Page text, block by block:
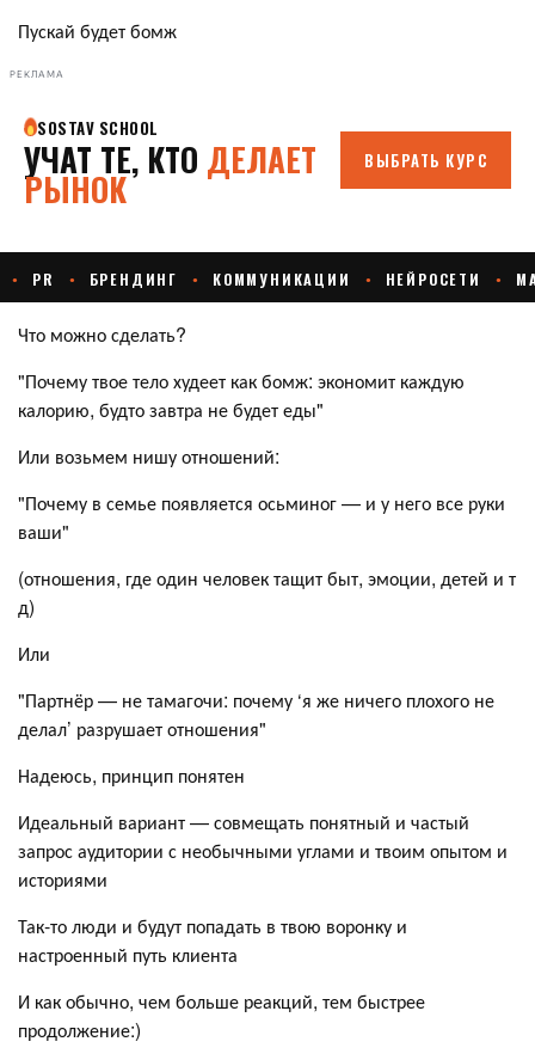
Пускай будет бомж
РЕКЛАМА
Что можно сделать?
"Почему твое тело худеет как бомж: экономит каждую
калорию, будто завтра не будет еды"
Или возьмем нишу отношений:
"Почему в семье появляется осьминог — и у него все руки
ваши"
(отношения, где один человек тащит быт, эмоции, детей и т
д)
Или
"Партнёр — не тамагочи: почему ‘я же ничего плохого не
делал’ разрушает отношения"
Надеюсь, принцип понятен
Идеальный вариант — совмещать понятный и частый
запрос аудитории с необычными углами и твоим опытом и
историями
Так-то люди и будут попадать в твою воронку и
настроенный путь клиента
И как обычно, чем больше реакций, тем быстрее
продолжение:)